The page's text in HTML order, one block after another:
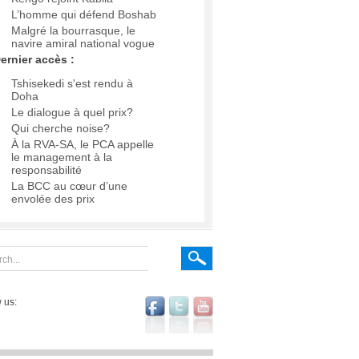
L’homme qui défend Boshab
Malgré la bourrasque, le
navire amiral national vogue
accès :
Tshisekedi s'est rendu à
Doha
Le dialogue à quel prix?
Qui cherche noise?
À la RVA-SA, le PCA appelle
le management à la
responsabilité
La BCC au cœur d’une
envolée des prix
us: